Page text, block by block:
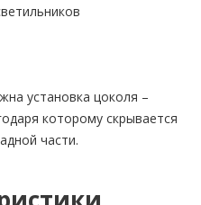
установка цоколя –
которому скрывается
части.